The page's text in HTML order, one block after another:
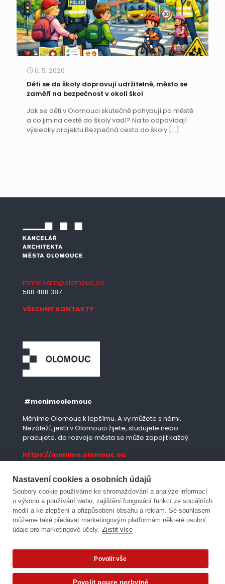
6. 5. 2026
Děti se do školy dopravují udržitelně, město se
zaměří na bezpečnost v okolí škol
Jak se děti v Olomouci skutečně pohybují po městě
a co jim na cestě do školy vadí? Na to odpovídají
výsledky projektu Bezpečná cesta do školy […]
mmol.kam@olomouc.eu
588 488 387
VŠECHNY KONTAKTY
#menimeolomouc
Měníme Olomouc k lepšímu. A vy můžete s námi.
Nezáleží, jestli v Olomouci žijete, studujete nebo
pracujete, do rozvoje města se může zapojit každý.
https://menime.olomouc.eu
Moje Olomouc
Mobilní aplikace města.
https://moje.olomouc.eu
Nastavení cookies a osobních údajů
Soubory cookie používáme ke shromažďování a analýze informací
o výkonu a používání webu, zajištění fungování funkcí ze sociálních
médií a ke zlepšení a přizpůsobení obsahu a reklam. Se souhlasem
můžeme také předávat marketingovým platformám některé osobní
údaje pro marketingové účely. Zjistit více
Povolit vše
Povolit pouze nezbytné
Potřebujete poradit?Zeptejte se našeho asistenta
Oldy.